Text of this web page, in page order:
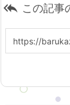
 この記事